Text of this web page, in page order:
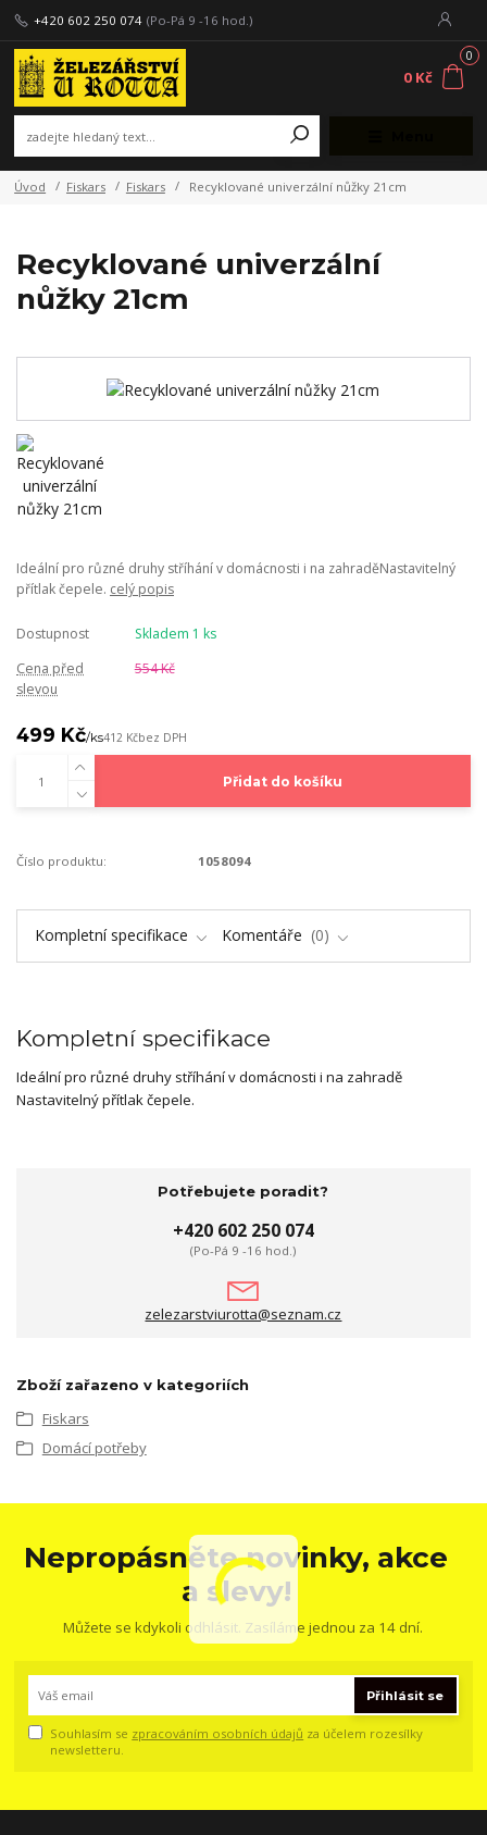
+420 602 250 074 (Po-Pá 9 -16 hod.)
0
0 Kč
Úvod Fiskars Fiskars Recyklované univerzální nůžky 21cm
Recyklované univerzální
nůžky 21cm
Ideální pro různé druhy stříhání v domácnosti i na zahraděNastavitelný
přítlak čepele. celý popis
Dostupnost
Skladem 1 ks
Cena před
slevou
554 Kč
499 Kč/ks412 Kčbez DPH
Přidat do košíku
Číslo produktu: 1058094
Kompletní specifikace Komentáře 0
Kompletní specifikace
Ideální pro různé druhy stříhání v domácnosti i na zahradě
Nastavitelný přítlak čepele.
Potřebujete poradit?
+420 602 250 074
(Po-Pá 9 -16 hod.)
zelezarstviurotta@seznam.cz
Zboží zařazeno v kategoriích
Fiskars
Domácí potřeby
Nepropásněte novinky, akce
a slevy!
Můžete se kdykoli odhlásit. Zasíláme jednou za 14 dní.
Přihlásit se
Souhlasím se zpracováním osobních údajů za účelem rozesílky
newsletteru.